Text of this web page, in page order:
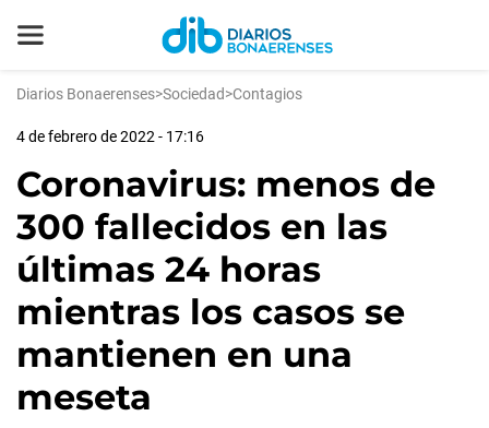
Diarios Bonaerenses>Sociedad>Contagios
4 de febrero de 2022 - 17:16
Coronavirus: menos de
300 fallecidos en las
últimas 24 horas
mientras los casos se
mantienen en una
meseta